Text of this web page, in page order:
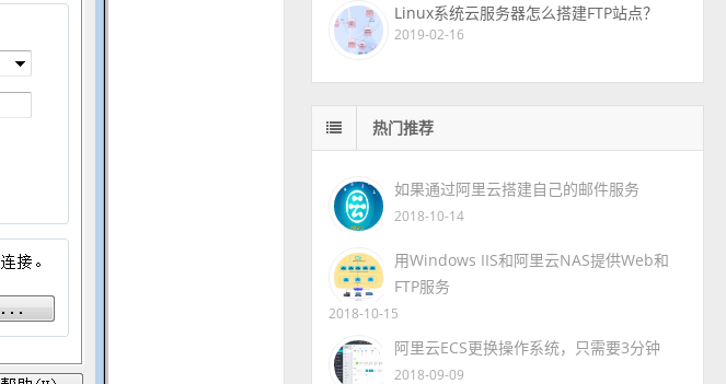
Linux系统云服务器怎么搭建FTP站点？
2019-02-16
热门推荐
如果通过阿里云搭建自己的邮件服务
2018-10-14
用Windows IIS和阿里云NAS提供Web和
FTP服务
2018-10-15
阿里云ECS更换操作系统，只需要3分钟
2018-09-09